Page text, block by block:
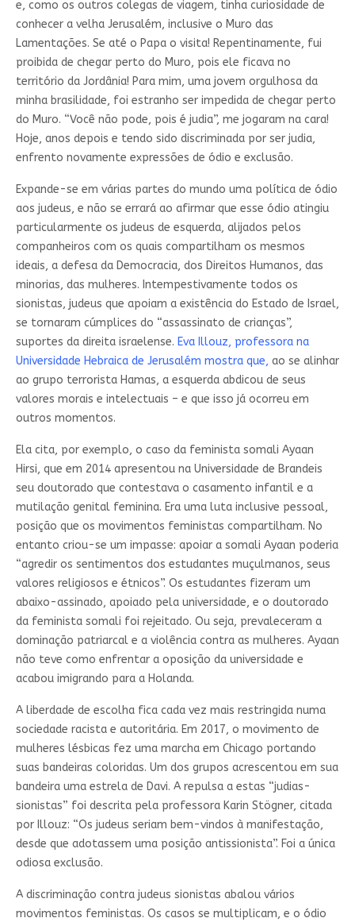
e, como os outros colegas de viagem, tinha curiosidade de
conhecer a velha Jerusalém, inclusive o Muro das
Lamentações. Se até o Papa o visita! Repentinamente, fui
proibida de chegar perto do Muro, pois ele ficava no
território da Jordânia! Para mim, uma jovem orgulhosa da
minha brasilidade, foi estranho ser impedida de chegar perto
do Muro. “Você não pode, pois é judia”, me jogaram na cara!
Hoje, anos depois e tendo sido discriminada por ser judia,
enfrento novamente expressões de ódio e exclusão.
Expande-se em várias partes do mundo uma política de ódio
aos judeus, e não se errará ao afirmar que esse ódio atingiu
particularmente os judeus de esquerda, alijados pelos
companheiros com os quais compartilham os mesmos
ideais, a defesa da Democracia, dos Direitos Humanos, das
minorias, das mulheres. Intempestivamente todos os
sionistas, judeus que apoiam a existência do Estado de Israel,
se tornaram cúmplices do “assassinato de crianças”,
suportes da direita israelense. Eva Illouz, professora na
Universidade Hebraica de Jerusalém mostra que, ao se alinhar
ao grupo terrorista Hamas, a esquerda abdicou de seus
valores morais e intelectuais – e que isso já ocorreu em
outros momentos.
Ela cita, por exemplo, o caso da feminista somali Ayaan
Hirsi, que em 2014 apresentou na Universidade de Brandeis
seu doutorado que contestava o casamento infantil e a
mutilação genital feminina. Era uma luta inclusive pessoal,
posição que os movimentos feministas compartilham. No
entanto criou-se um impasse: apoiar a somali Ayaan poderia
“agredir os sentimentos dos estudantes muçulmanos, seus
valores religiosos e étnicos”. Os estudantes fizeram um
abaixo-assinado, apoiado pela universidade, e o doutorado
da feminista somali foi rejeitado. Ou seja, prevaleceram a
dominação patriarcal e a violência contra as mulheres. Ayaan
não teve como enfrentar a oposição da universidade e
acabou imigrando para a Holanda.
A liberdade de escolha fica cada vez mais restringida numa
sociedade racista e autoritária. Em 2017, o movimento de
mulheres lésbicas fez uma marcha em Chicago portando
suas bandeiras coloridas. Um dos grupos acrescentou em sua
bandeira uma estrela de Davi. A repulsa a estas “judias-
sionistas” foi descrita pela professora Karin Stögner, citada
por Illouz: “Os judeus seriam bem-vindos à manifestação,
desde que adotassem uma posição antissionista”. Foi a única
odiosa exclusão.
A discriminação contra judeus sionistas abalou vários
movimentos feministas. Os casos se multiplicam, e o ódio